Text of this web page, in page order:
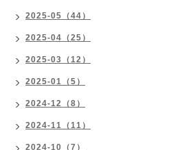
2025-05（44）
2025-04（25）
2025-03（12）
2025-01（5）
2024-12（8）
2024-11（11）
2024-10（7）